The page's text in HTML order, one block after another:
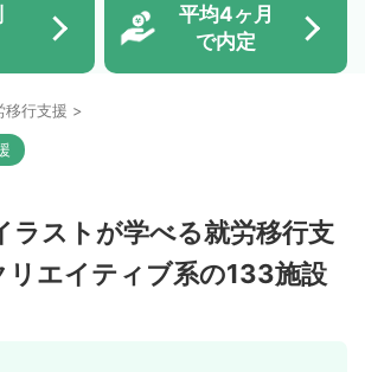
平均4ヶ月
で内定
移行支援 >
ラストが学べる就労移行支
リエイティブ系の133施設